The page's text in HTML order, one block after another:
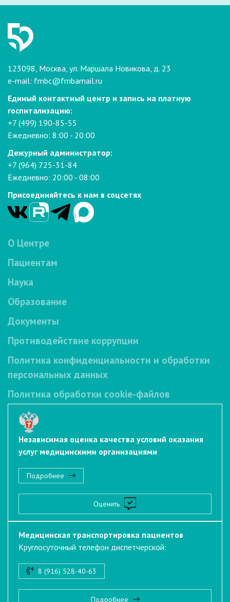
123098, Москва, ул. Маршала Новикова, д. 23
e-mail: fmbc@fmbamail.ru
Единый контактный центр и запись на платную
госпитализацию:
+7 (499) 190-85-55
Ежедневно: 8:00 - 20:00
Дежурный администратор:
+7 (964) 725-31-84
Ежедневно: 20:00 - 08:00
Присоединяйтесь к нам в соцсетях
О Центре
Пациентам
Наука
Образование
Документы
Противодействие коррупции
Политика конфиденциальности и обработки
персональных данных
Политика обработки cookie-файлов
Независимая оценка качества условий оказания
услуг медицинскими организациями
Подробнее
Оценить
Медицинская транспортировка пациентов
Круглосуточный телефон диспетчерской:
8 (916) 528-40-63
Подробнее